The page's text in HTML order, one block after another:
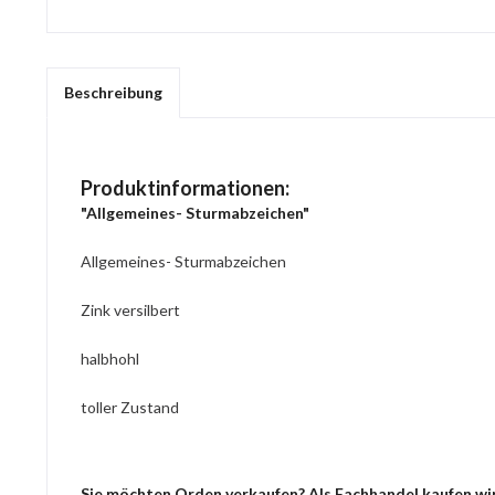
Beschreibung
Produktinformationen:
"Allgemeines- Sturmabzeichen"
Allgemeines- Sturmabzeichen
Zink versilbert
halbhohl
toller Zustand